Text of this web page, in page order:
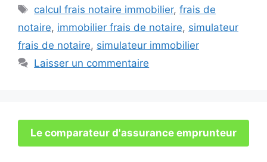
Étiquettes
calcul frais notaire immobilier,frais de
notaire, immobilier frais de notaire, simulateur
frais de notaire, simulateur immobilier
Laisser un commentaire
Le comparateur d'assurance emprunteur